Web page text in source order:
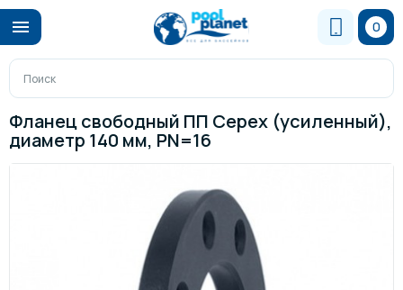
0
Фланец свободный ПП Cepex (усиленный),
диаметр 140 мм, PN=16